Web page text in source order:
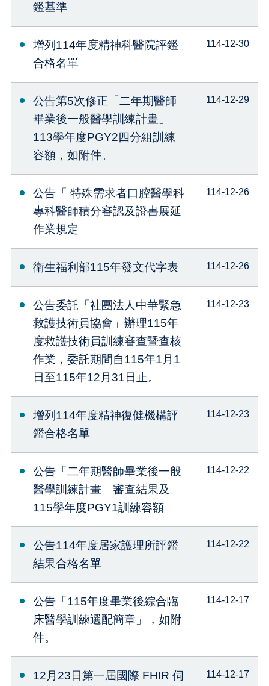
鑑基準
增列114年度精神科醫院評鑑
合格名單
114-12-30
公告第5次修正「⼆年期醫師
畢業後⼀般醫學訓練計畫」
113學年度PGY2四分組訓練
容額，如附件。
114-12-29
公告「 特殊需求者口腔醫學科
專科醫師積分審認及證書展延
作業規定」
114-12-26
衛生福利部115年發文代字表 114-12-26
公告委託「社團法人中華緊急
救護技術員協會」辦理115年
度救護技術員訓練審查暨查核
作業，委託期間自115年1月1
日至115年12月31日止。
114-12-23
增列114年度精神復健機構評
鑑合格名單
114-12-23
公告「⼆年期醫師畢業後⼀般
醫學訓練計畫」審查結果及
115學年度PGY1訓練容額
114-12-22
公告114年度居家護理所評鑑
結果合格名單
114-12-22
公告「115年度畢業後綜合臨
床醫學訓練選配簡章」，如附
件。
114-12-17
12月23日第一屆國際 FHIR 伺
114-12-17